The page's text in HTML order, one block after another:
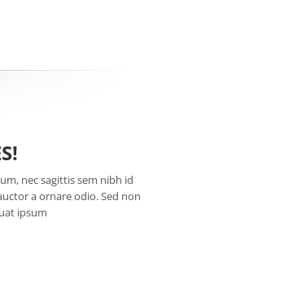
nec sagittis sem nibh id
a ornare odio. Sed non
ipsum